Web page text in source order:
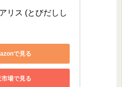
リス (とびだしし
で見る
市場で見る